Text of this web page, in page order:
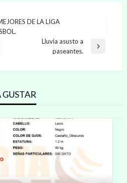
DE LA LIGA
Lluvia asusto a
paseantes.